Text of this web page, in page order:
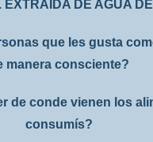
EXTRAÍDA DE AGUA
que les gusta
manera consciente?
de conde vienen los
consumís?